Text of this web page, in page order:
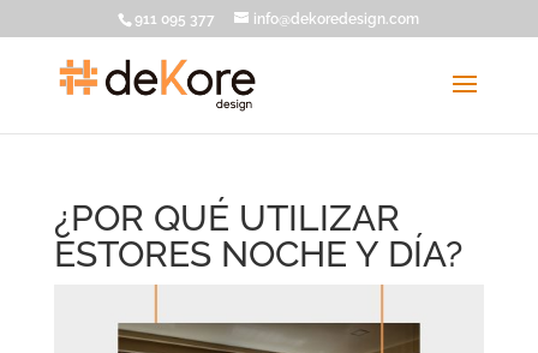
911 095 377 info@dekoredesign.com
¿POR QUÉ UTILIZAR
ESTORES NOCHE Y DÍA?